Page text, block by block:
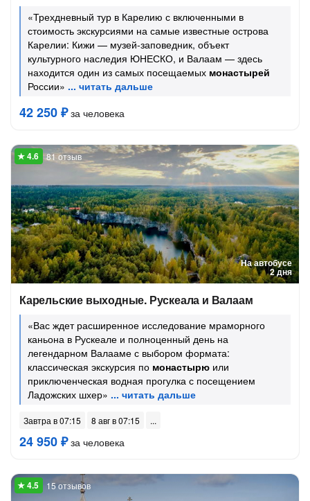
«Трехдневный тур в Карелию с включенными в
стоимость экскурсиями на самые известные острова
Карелии: Кижи — музей-заповедник, объект
культурного наследия ЮНЕСКО, и Валаам — здесь
находится один из самых посещаемых монастырей
России»
42 250 ₽за человека
На автобусе
2 дня
81 отзыв
Карельские выходные. Рускеала и Валаам
«Вас ждет расширенное исследование мраморного
каньона в Рускеале и полноценный день на
легендарном Валааме с выбором формата:
классическая экскурсия по монастырю или
приключенческая водная прогулка с посещением
Ладожских шхер»
Завтра в 07:15 8 авг в 07:15
24 950 ₽за человека
15 отзывов